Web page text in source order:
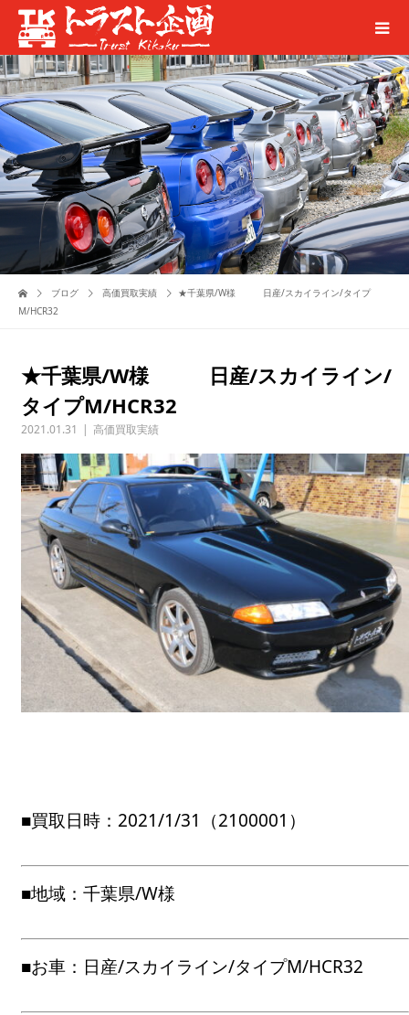
ブログ 高価買取実績
★千葉県/W様 日産/スカイライン/タイプ
M/HCR32
★千葉県/W様 日産/スカイライン/
タイプM/HCR32
2021.01.31 高価買取実績
■買取日時：2021/1/31（2100001）
■地域：千葉県/W様
■お車：日産/スカイライン/タイプM/HCR32